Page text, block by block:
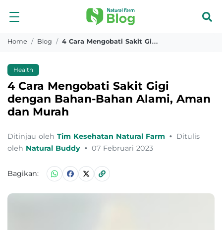
Home Blog 4 Cara Mengobati Sakit Gigi Dengan Bahan Bahan Alami Aman Dan Murah
Health
4 Cara Mengobati Sakit Gigi
dengan Bahan-Bahan Alami, Aman
dan Murah
Ditinjau oleh Tim Kesehatan Natural Farm • Ditulis
oleh Natural Buddy • 07 Februari 2023
Bagikan: